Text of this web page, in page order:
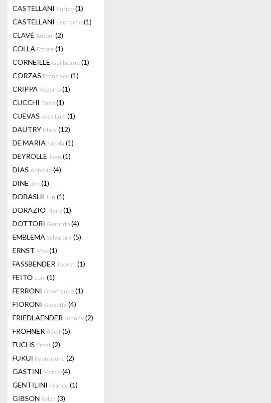
CASTELLANI Enrico (1)
CASTELLANI Leonardo (1)
CLAVÉ Antoni (2)
COLLA Ettore (1)
CORNEILLE Guillaume (1)
CORZAS Francisco (1)
CRIPPA Roberto (1)
CUCCHI Enzo (1)
CUEVAS Jose Luis (1)
DAUTRY Marc (12)
DE MARIA Nicola (1)
DEYROLLE Jean (1)
DIAS Antonio (4)
DINE Jim (1)
DOBASHI Jun (1)
DORAZIO Piero (1)
DOTTORI Gerardo (4)
EMBLEMA Salvatore (5)
ERNST Max (1)
FASSBENDER Joseph (1)
FEITO Luis (1)
FERRONI Gianfranco (1)
FIORONI Giosetta (4)
FRIEDLAENDER Johnny (2)
FROHNER Adolf (5)
FUCHS Ernst (2)
FUKUI Ryonosuke (2)
GASTINI Marco (4)
GENTILINI Franco (1)
GIBSON Ralph (3)